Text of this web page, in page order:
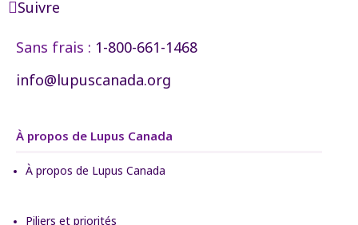
Suivre
Sans frais : 1-800-661-1468
info@lupuscanada.org
À propos de Lupus Canada
À propos de Lupus Canada
Piliers et priorités